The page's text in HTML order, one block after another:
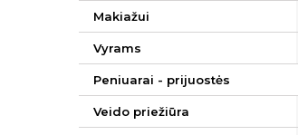
Makiažui
Vyrams
Peniuarai - prijuostės
Veido priežiūra